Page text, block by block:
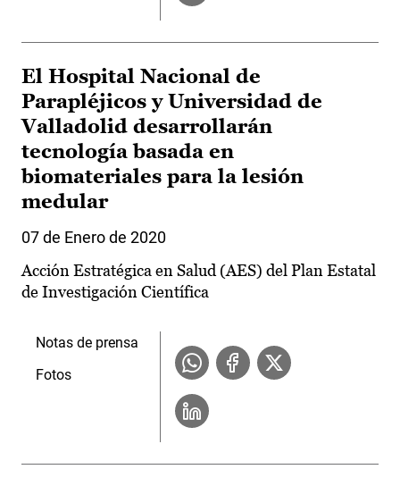
El Hospital Nacional de
Parapléjicos y Universidad de
Valladolid desarrollarán
tecnología basada en
biomateriales para la lesión
medular
07 de Enero de 2020
Acción Estratégica en Salud (AES) del Plan Estatal
de Investigación Científica
Notas de prensa
Fotos